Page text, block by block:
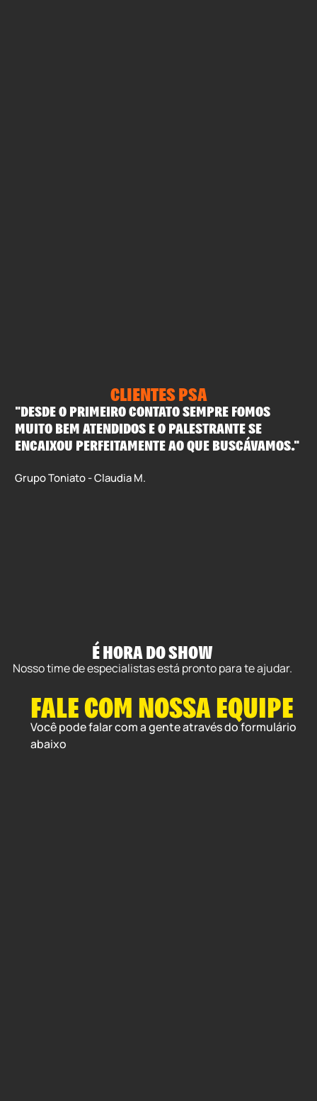
CLIENTES PSA
"DESDE O PRIMEIRO CONTATO SEMPRE FOMOS
MUITO BEM ATENDIDOS E O PALESTRANTE SE
ENCAIXOU PERFEITAMENTE AO QUE BUSCÁVAMOS."
Grupo Toniato - Claudia M.
É HORA DO SHOW
Nosso time de especialistas está pronto para te ajudar.
FALE COM NOSSA EQUIPE
Você pode falar com a gente através do formulário
abaixo